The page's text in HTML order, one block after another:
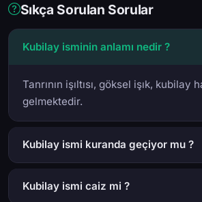
Sıkça Sorulan Sorular
Kubilay isminin anlamı nedir ?
Tanrının işıltısı, göksel işık, kubilay
gelmektedir.
Kubilay ismi kuranda geçiyor mu ?
Kubilay ismi caiz mi ?